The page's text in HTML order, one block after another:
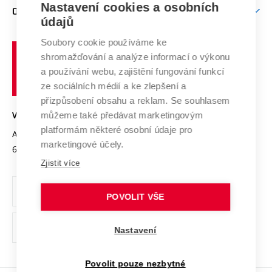
E-přihláška
Doktorské studium
Podpora podnikání
Mezinárodní vědecká rada
Systém zajišťování kvality výzkumu
Výzkumné infrastruktury
Transfer znalostí
Open Science
Projekty
Projekty ze strukturálních fondů
Specifický výzkum
Zahraniční spolupráce
Spolupráce se školami
Služby univerzity
Mezinárodní dohody
Univerzitní sítě
O UNIVERZITĚ
Profil univerzity
Udržitelná univerzita
Podnikavá univerzita / ContriBUTe
Bezpečná univerzita
Vyznamenání
Organizační struktura
Ochrana osobních údajů
odkaz)
učení
technické
VYSOKÉ UČENÍ TECHNICKÉ V BRNĚ
Antonínská 548/1
602 00 Brno
www.vut.cz
vut@vutbr.cz
Nastavení cookies a osobních
údajů
Soubory cookie používáme ke
shromažďování a analýze informací o výkonu
a používání webu, zajištění fungování funkcí
ze sociálních médií a ke zlepšení a
přizpůsobení obsahu a reklam. Se souhlasem
můžeme také předávat marketingovým
platformám některé osobní údaje pro
marketingové účely.
Zjistit více
POVOLIT VŠE
Nastavení
Povolit pouze nezbytné